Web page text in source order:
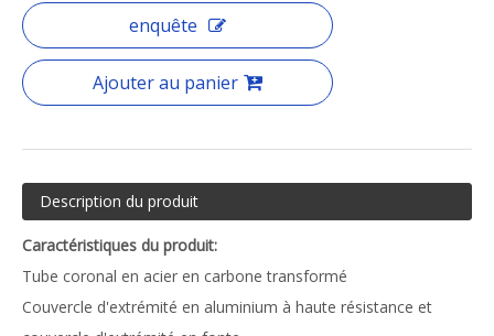
enquête
Ajouter au panier
Description du produit
Caractéristiques du produit:
Tube coronal en acier en carbone transformé
Couvercle d'extrémité en aluminium à haute résistance et